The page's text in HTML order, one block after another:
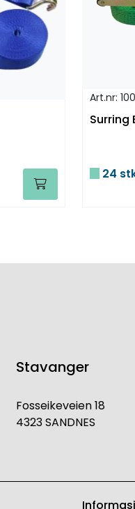
Art.nr:
Surring
24
Stavanger
Fosseikeveien 18
4323 SANDNES